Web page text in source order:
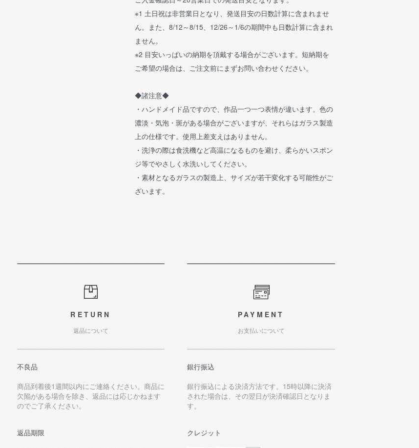
※1 土日祝は非営業日となり、発送目安の日数計算に含まれませ
ん。また、8/12～8/15、12/26～1/6の期間中も日数計算に含まれ
ません。
※2 目安いっぱいの納期を頂戴する場合がございます。短納期を
ご希望の場合は、ご注文前にまずお問い合わせください。
◆諸注意◆
・ハンドメイド品ですので、作品一つ一つ表情が違います。色の
濃淡・気泡・斑がある場合がございますが、それらはガラス製造
上の仕様です。使用上差支えはありません。
・洗浄の際は食洗機など高温になるものを避け、柔らかいスポン
ジ等でやさしく水洗いしてください。
・素材となるガラスの製造上、サイズが若干変化する可能性がご
ざいます。
RETURN
返品について
不良品
商品到着後1週間以内にご連絡ください。商品に
欠陥がある場合を除き、返品には応じかねます
のでご了承ください。
返品期限
PAYMENT
お支払いについて
銀行振込
銀行振込による決済方法です。15時以降に決済
された場合は、その翌日が決済確認日となりま
す。
クレジット